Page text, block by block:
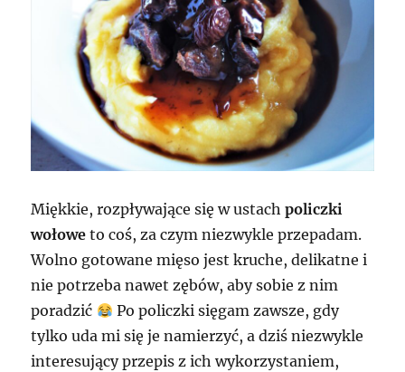
Miękkie, rozpływające się w ustachpoliczki
wołoweto coś, za czym niezwykle przepadam.
Wolno gotowane mięso jest kruche, delikatne i
nie potrzeba nawet zębów, aby sobie z nim
poradzić
Po policzki sięgam zawsze, gdy
tylko uda mi się je namierzyć, a dziś niezwykle
interesujący przepis z ich wykorzystaniem,